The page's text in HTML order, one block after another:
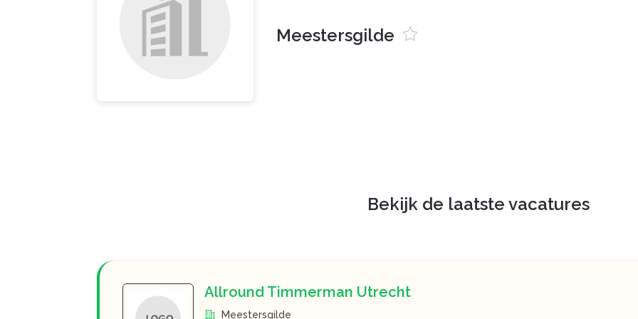
Meestersgilde
Bekijk de laatste vacatures
Allround Timmerman Utrecht
Meestersgilde